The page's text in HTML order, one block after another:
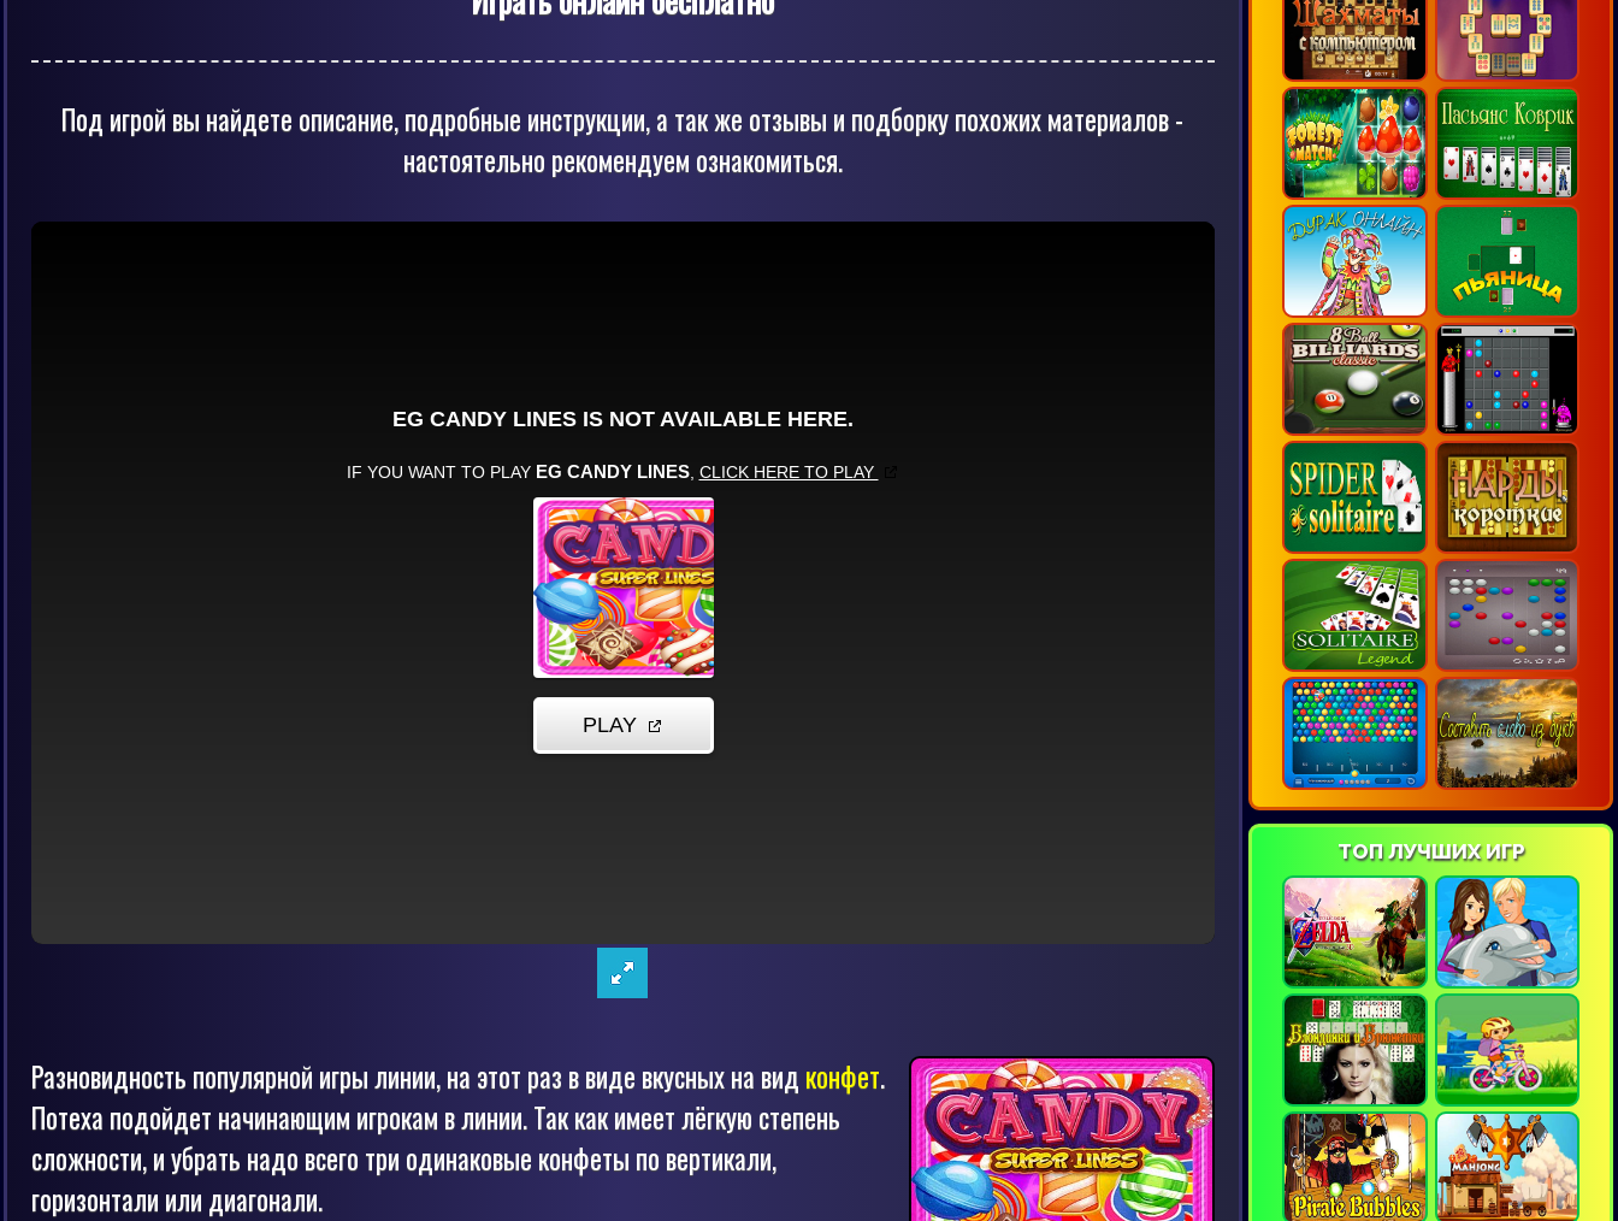
Под игрой вы найдете описание, подробные инструкции, а так же отзывы и подборку похожих материалов -
настоятельно рекомендуем ознакомиться.
Разновидность популярной игры линии, на этот раз в виде вкусных на вид конфет.
Потеха подойдет начинающим игрокам в линии. Так как имеет лёгкую степень
сложности, и убрать надо всего три одинаковые конфеты по вертикали,
горизонтали или диагонали.
ТОП ЛУЧШИХ ИГР